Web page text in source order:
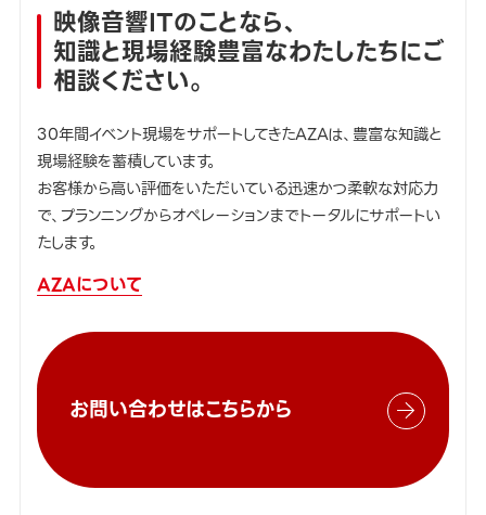
映像音響ITのことなら、
知識と現場経験豊富なわたしたちにご
相談ください。
30年間イベント現場をサポートしてきたAZAは、豊富な知識と
現場経験を蓄積しています。
お客様から高い評価をいただいている迅速かつ柔軟な対応力
で、プランニングからオペレーションまでトータルにサポートい
たします。
AZAについて
お問い合わせはこちらから